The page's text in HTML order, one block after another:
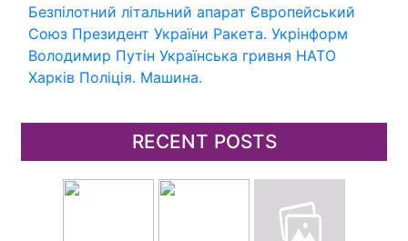
Безпілотний літальний апарат Європейський
Союз Президент України Ракета. Укрінформ
Володимир Путін Українська гривня НАТО
Харків Поліція. Машина.
RECENT POSTS